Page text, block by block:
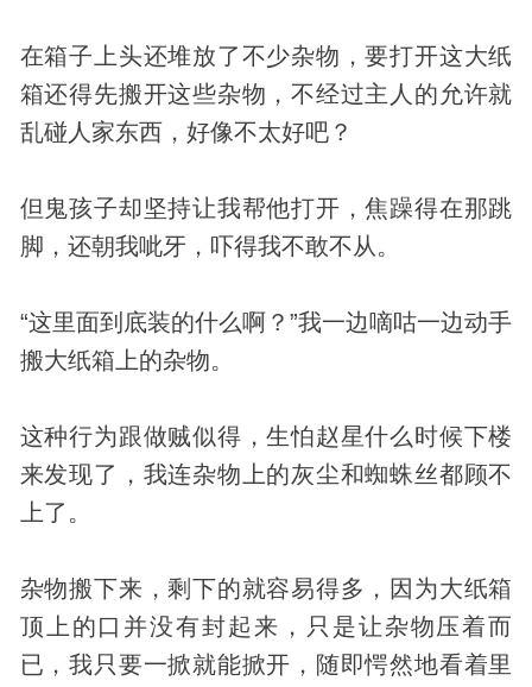
在箱子上头还堆放了不少杂物，要打开这大纸
箱还得先搬开这些杂物，不经过主人的允许就
乱碰人家东西，好像不太好吧？
但鬼孩子却坚持让我帮他打开，焦躁得在那跳
脚，还朝我呲牙，吓得我不敢不从。
“这里面到底装的什么啊？”我一边嘀咕一边动手
搬大纸箱上的杂物。
这种行为跟做贼似得，生怕赵星什么时候下楼
来发现了，我连杂物上的灰尘和蜘蛛丝都顾不
上了。
杂物搬下来，剩下的就容易得多，因为大纸箱
顶上的口并没有封起来，只是让杂物压着而
已，我只要一掀就能掀开，随即愕然地看着里